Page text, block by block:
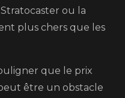
ou la
plus chers que les
que le prix
être un obstacle